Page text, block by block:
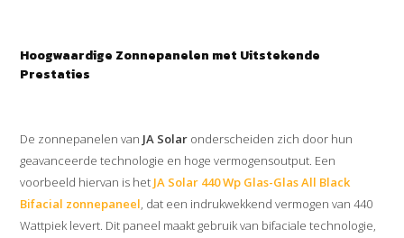
Hoogwaardige Zonnepanelen met Uitstekende
Prestaties
De zonnepanelen van JA Solar onderscheiden zich door hun
geavanceerde technologie en hoge vermogensoutput. Een
voorbeeld hiervan is het JA Solar 440 Wp Glas-Glas All Black
Bifacial zonnepaneel, dat een indrukwekkend vermogen van 440
Wattpiek levert. Dit paneel maakt gebruik van bifaciale technologie,